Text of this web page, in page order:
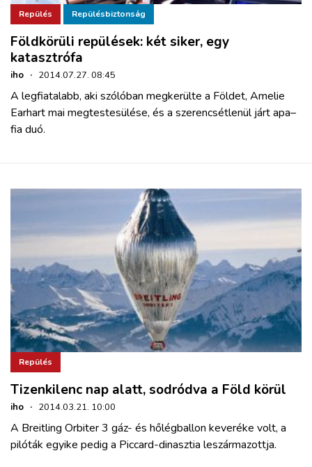
Repülés Repülésbiztonság
Földkörüli repülések: két siker, egy
katasztrófa
iho · 2014.07.27. 08:45
A legfiatalabb, aki szólóban megkerülte a Földet, Amelie
Earhart mai megtestesülése, és a szerencsétlenül járt apa–
fia duó.
Repülés
Tizenkilenc nap alatt, sodródva a Föld körül
iho · 2014.03.21. 10:00
A Breitling Orbiter 3 gáz- és hőlégballon keveréke volt, a
pilóták egyike pedig a Piccard-dinasztia leszármazottja.